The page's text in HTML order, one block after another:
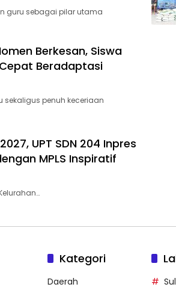
guru sebagai pilar utama
Berkesan, Siswa
Beradaptasi
sekaligus penuh keceriaan
UPT SDN 204 Inpres
MPLS Inspiratif
Kategori
Daerah